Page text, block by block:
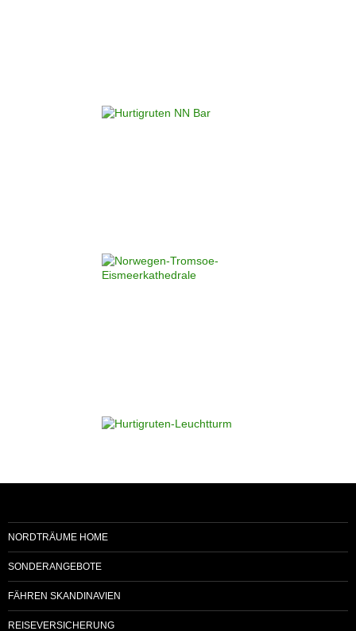
NORDTRÄUME HOME
SONDERANGEBOTE
FÄHREN SKANDINAVIEN
REISEVERSICHERUNG